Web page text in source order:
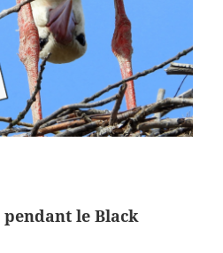
pendant le Black